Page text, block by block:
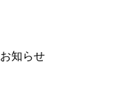
お知らせ